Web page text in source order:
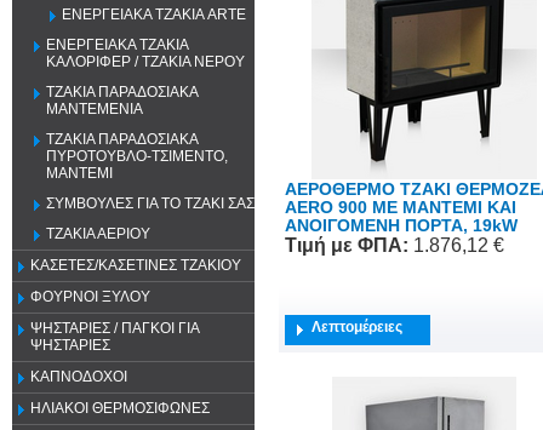
ΕΝΕΡΓΕΙΑΚΑ ΤΖΑΚΙΑ ARTE
ΕΝΕΡΓΕΙΑΚΑ ΤΖΑΚΙΑ
ΚΑΛΟΡΙΦΕΡ / ΤΖΑΚΙΑ ΝΕΡΟΥ
ΤΖΑΚΙΑ ΠΑΡΑΔΟΣΙΑΚΑ
ΜΑΝΤΕΜΕΝΙΑ
ΤΖΑΚΙΑ ΠΑΡΑΔΟΣΙΑΚΑ
ΠΥΡΟΤΟΥΒΛΟ-ΤΣΙΜΕΝΤΟ,
ΜΑΝΤΕΜΙ
ΣΥΜΒΟΥΛΕΣ ΓΙΑ ΤΟ ΤΖΑΚΙ ΣΑΣ
ΤΖΑΚΙΑ ΑΕΡΙΟΥ
ΚΑΣΕΤΕΣ/ΚΑΣΕΤΙΝΕΣ ΤΖΑΚΙΟΥ
ΦΟΥΡΝΟΙ ΞΥΛΟΥ
ΨΗΣΤΑΡΙΕΣ / ΠΑΓΚΟΙ ΓΙΑ
ΨΗΣΤΑΡΙΕΣ
ΚΑΠΝΟΔΟΧΟΙ
ΗΛΙΑΚΟΙ ΘΕΡΜΟΣΙΦΩΝΕΣ
ΑΕΡΟΘΕΡΜΟ ΤΖΑΚΙ
AERO 900 ME ΜΑΝΤΕΜΙ ΚΑΙ
ΑΝΟΙΓΟΜΕΝΗ ΠΟΡΤΑ, 19kW
Τιμή με ΦΠΑ: 1.876,12 €
Λεπτομέρειες